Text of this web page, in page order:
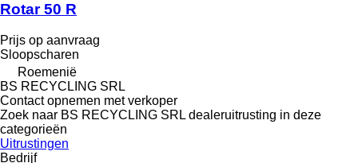
Rotar 50 R
Prijs op aanvraag
Sloopscharen
Roemenië
BS RECYCLING SRL
Contact opnemen met verkoper
Zoek naar BS RECYCLING SRL dealeruitrusting in deze
categorieën
Uitrustingen
Bedrijf